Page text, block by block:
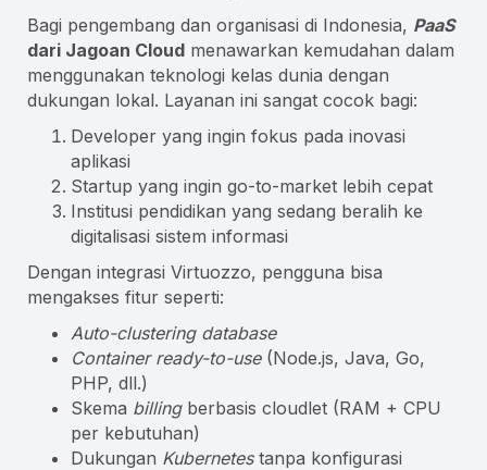
Bagi pengembang dan organisasi di Indonesia, PaaS
dari Jagoan Cloud menawarkan kemudahan dalam
menggunakan teknologi kelas dunia dengan
dukungan lokal. Layanan ini sangat cocok bagi:
Developer yang ingin fokus pada inovasi
aplikasi
Startup yang ingin go-to-market lebih cepat
Institusi pendidikan yang sedang beralih ke
digitalisasi sistem informasi
Dengan integrasi Virtuozzo, pengguna bisa
mengakses fitur seperti:
Auto-clustering database
Container ready-to-use(Node.js, Java, Go,
PHP, dll.)
Skema billing berbasis cloudlet (RAM + CPU
per kebutuhan)
Dukungan Kubernetes tanpa konfigurasi